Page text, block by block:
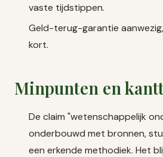
vaste tijdstippen.
Geld-terug-garantie
kort.
Minpunten en
De claim "wetenschappelijk
onderbouwd met bronnen,
een erkende methodiek. Het